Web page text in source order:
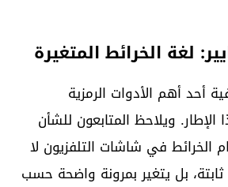
لغة الخرائط المتغيرة
أحد أهم الأدوات الرمزية
ويلاحظ المتابعون للشأن
الخرائط في شاشات التلفزيون لا
ثابتة، بل يتغير بمرونة واضحة حسب